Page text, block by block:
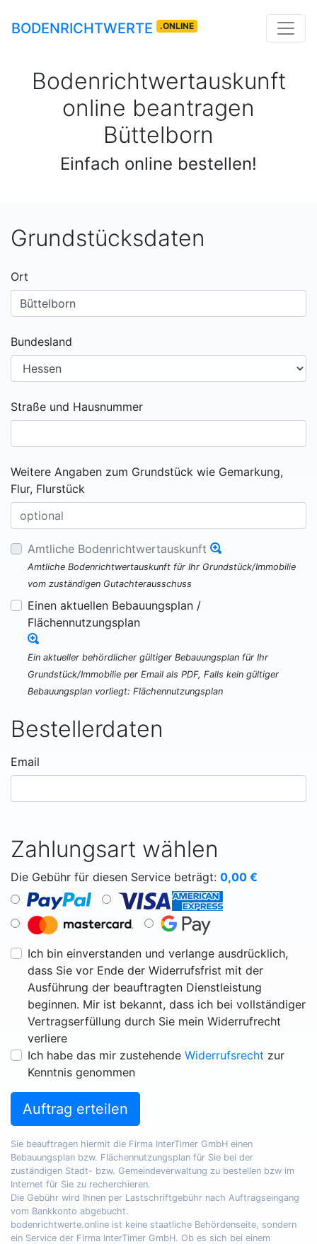
BODENRICHTWERTE .ONLINE
Bodenrichtwertauskunft
online beantragen
Büttelborn
Einfach online bestellen!
Grundstücksdaten
Ort
Bundesland
Straße und Hausnummer
Weitere Angaben zum Grundstück wie Gemarkung,
Flur, Flurstück
Amtliche Bodenrichtwertauskunft
Amtliche Bodenrichtwertauskunft für Ihr Grundstück/Immobilie
vom zuständigen Gutachterausschuss
Einen aktuellen Bebauungsplan /
Flächennutzungsplan
Ein aktueller behördlicher gültiger Bebauungsplan für Ihr
Grundstück/Immobilie per Email als PDF, Falls kein gültiger
Bebauungsplan vorliegt: Flächennutzungsplan
Bestellerdaten
Email
Zahlungsart wählen
Die Gebühr für diesen Service beträgt: 0,00 €
Ich bin einverstanden und verlange ausdrücklich,
dass Sie vor Ende der Widerrufsfrist mit der
Ausführung der beauftragten Dienstleistung
beginnen. Mir ist bekannt, dass ich bei vollständiger
Vertragserfüllung durch Sie mein Widerrufrecht
verliere
Ich habe das mir zustehende Widerrufsrecht zur
Kenntnis genommen
Auftrag erteilen
Sie beauftragen hiermit die Firma InterTimer GmbH einen
Bebauungsplan bzw. Flächennutzungsplan für Sie bei der
zuständigen Stadt- bzw. Gemeindeverwaltung zu bestellen bzw im
Internet für Sie zu recherchieren.
Die Gebühr wird Ihnen per Lastschriftgebühr nach Auftragseingang
vom Bankkonto abgebucht.
bodenrichtwerte.online ist keine staatliche Behördenseite, sondern
ein Service der Firma InterTimer GmbH. Ob es sich bei einem